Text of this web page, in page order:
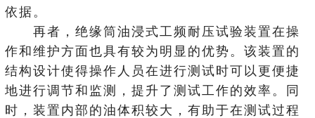
依据。
再者，绝缘筒油浸式工频耐压试验装置在操
作和维护方面也具有较为明显的优势。该装置的
结构设计使得操作人员在进行测试时可以更便捷
地进行调节和监测，提升了测试工作的效率。同
时，装置内部的油体积较大，有助于在测试过程